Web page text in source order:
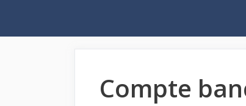
contenu
Compte